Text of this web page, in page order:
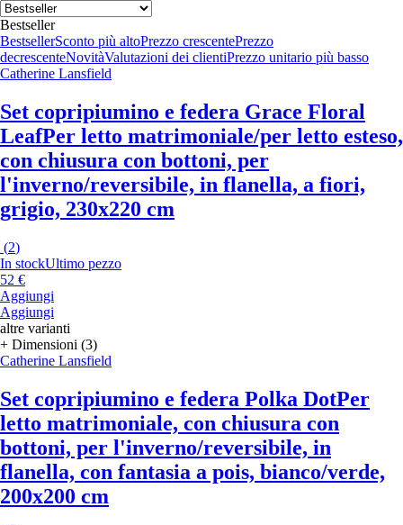
Bestseller
BestsellerSconto più altoPrezzo crescentePrezzo
decrescenteNovitàValutazioni dei clientiPrezzo unitario più basso
Catherine Lansfield
Set copripiumino e federa Grace Floral
LeafPer letto matrimoniale/per letto esteso,
con chiusura con bottoni, per
l'inverno/reversibile, in flanella, a fiori,
grigio, 230x220 cm
(2)
In stockUltimo pezzo
52 €
Aggiungi
Aggiungi
altre varianti
+ Dimensioni (3)
Catherine Lansfield
Set copripiumino e federa Polka DotPer
letto matrimoniale, con chiusura con
bottoni, per l'inverno/reversibile, in
flanella, con fantasia a pois, bianco/verde,
200x200 cm